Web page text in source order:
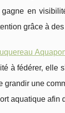
en
grâce à
à fédérer, elle
grandir une
aquatique afin